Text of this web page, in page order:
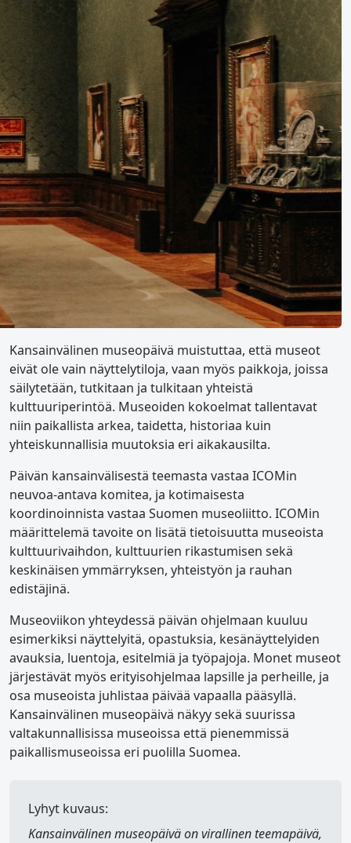
Kansainvälinen museopäivä muistuttaa, että museot
eivät ole vain näyttelytiloja, vaan myös paikkoja, joissa
säilytetään, tutkitaan ja tulkitaan yhteistä
kulttuuriperintöä. Museoiden kokoelmat tallentavat
niin paikallista arkea, taidetta, historiaa kuin
yhteiskunnallisia muutoksia eri aikakausilta.
Päivän kansainvälisestä teemasta vastaa ICOMin
neuvoa-antava komitea, ja kotimaisesta
koordinoinnista vastaa Suomen museoliitto. ICOMin
määrittelemä tavoite on lisätä tietoisuutta museoista
kulttuurivaihdon, kulttuurien rikastumisen sekä
keskinäisen ymmärryksen, yhteistyön ja rauhan
edistäjinä.
Museoviikon yhteydessä päivän ohjelmaan kuuluu
esimerkiksi näyttelyitä, opastuksia, kesänäyttelyiden
avauksia, luentoja, esitelmiä ja työpajoja. Monet museot
järjestävät myös erityisohjelmaa lapsille ja perheille, ja
osa museoista juhlistaa päivää vapaalla pääsyllä.
Kansainvälinen museopäivä näkyy sekä suurissa
valtakunnallisissa museoissa että pienemmissä
paikallismuseoissa eri puolilla Suomea.
Lyhyt kuvaus:
Kansainvälinen museopäiväon virallinen teemapäivä,